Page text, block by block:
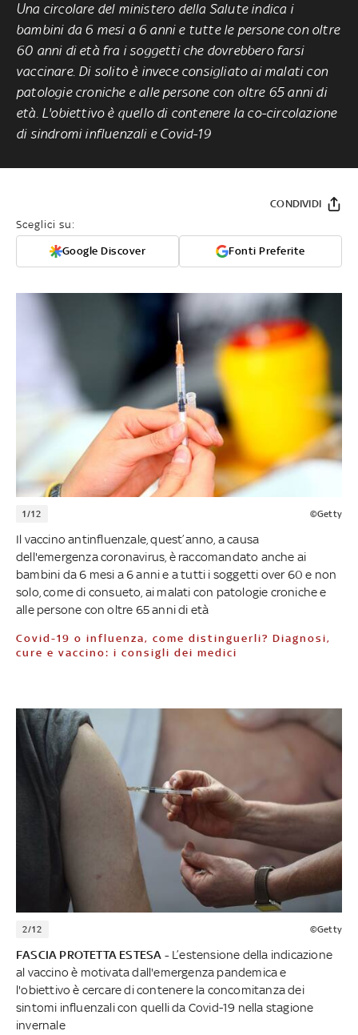
Una circolare del ministero della Salute indica i
bambini da 6 mesi a 6 anni e tutte le persone con oltre
60 anni di età fra i soggetti che dovrebbero farsi
vaccinare. Di solito è invece consigliato ai malati con
patologie croniche e alle persone con oltre 65 anni di
età. L'obiettivo è quello di contenere la co-circolazione
di sindromi influenzali e Covid-19
Sceglici su:
Google Discover Fonti Preferite
CONDIVIDI
1/12 ©Getty
Il vaccino antinfluenzale, quest’anno, a causa
dell'emergenza coronavirus, è raccomandato anche ai
bambini da 6 mesi a 6 anni e a tutti i soggetti over 60 e non
solo, come di consueto, ai malati con patologie croniche e
alle persone con oltre 65 anni di età
Covid-19 o influenza, come distinguerli? Diagnosi,
cure e vaccino: i consigli dei medici
2/12 ©Getty
FASCIA PROTETTA ESTESA - L’estensione della indicazione
al vaccino è motivata dall'emergenza pandemica e
l'obiettivo è cercare di contenere la concomitanza dei
sintomi influenzali con quelli da Covid-19 nella stagione
invernale